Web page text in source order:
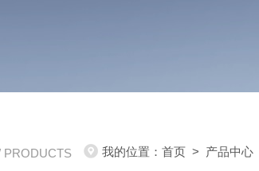
PRODUCTS 我的位置：首页 > 产品中心